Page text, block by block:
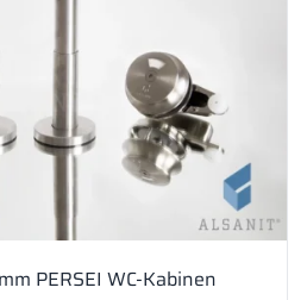
PERSEI WC-Kabinen